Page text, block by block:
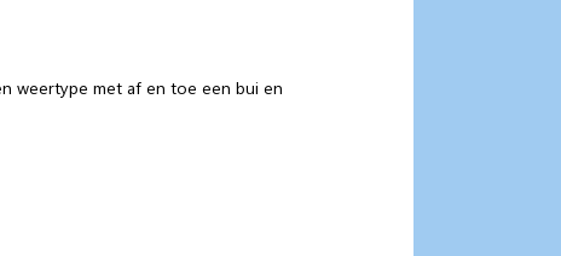
weertype met af en toe een bui en